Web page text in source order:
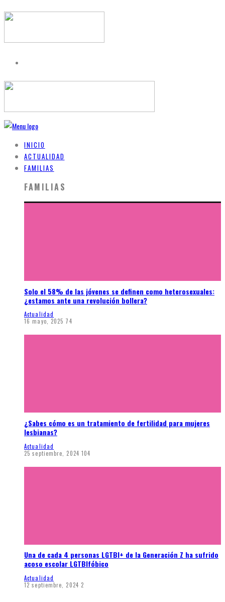
INICIO
ACTUALIDAD
FAMILIAS
FAMILIAS
Solo el 58% de las jóvenes se definen como heterosexuales:
¿estamos ante una revolución bollera?
Actualidad
16 mayo, 2025 74
¿Sabes cómo es un tratamiento de fertilidad para mujeres
lesbianas?
Actualidad
25 septiembre, 2024 104
Una de cada 4 personas LGTBI+ de la Generación Z ha sufrido
acoso escolar LGTBIfóbico
Actualidad
12 septiembre, 2024 2